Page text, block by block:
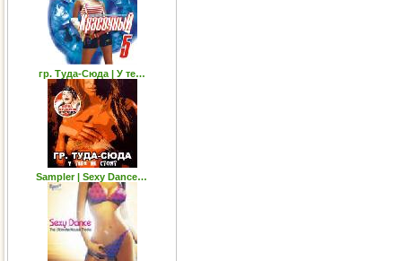
гр. Tуда-Сюда | У те…
Sampler | Sexy Dance…